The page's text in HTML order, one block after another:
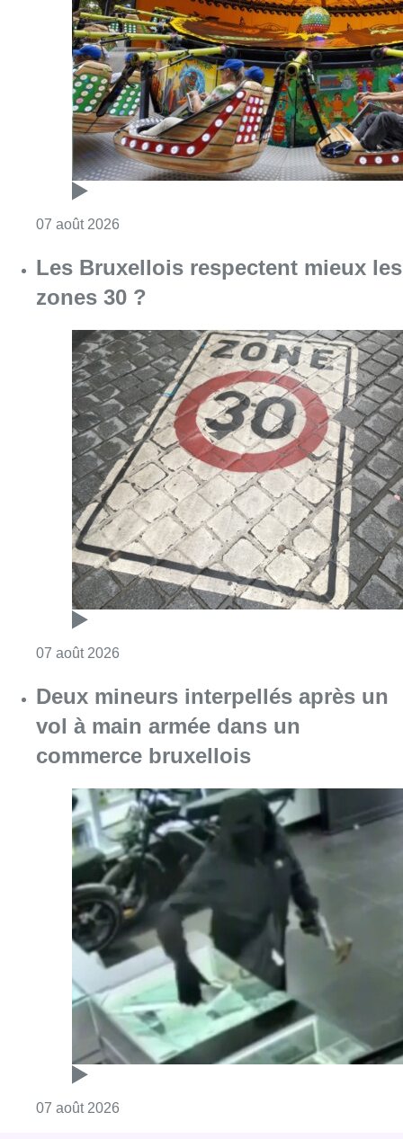
07 août 2026
Les Bruxellois respectent mieux les
zones 30 ?
07 août 2026
Deux mineurs interpellés après un
vol à main armée dans un
commerce bruxellois
07 août 2026